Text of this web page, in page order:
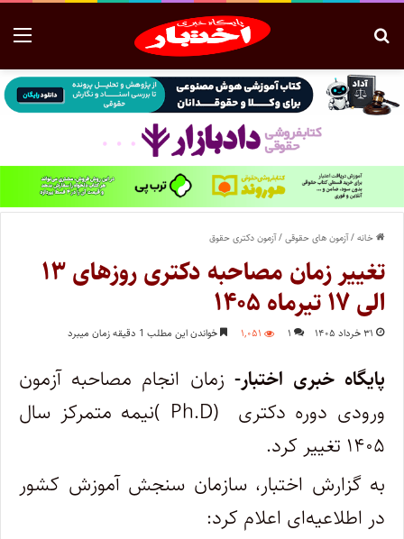
خانه/آزمون های حقوقی/آزمون دکتری حقوق
تغییر زمان مصاحبه دکتری روزهای ۱۳
الی ۱۷ تیرماه ۱۴۰۵
۳۱ خرداد ۱۴۰۵ ۱ ۱,۰۵۱ خواندن این مطلب 1 دقیقه زمان میبرد
پایگاه خبری اختبار- زمان انجام مصاحبه آزمون
ورودی دوره دکتری (Ph.D )نیمه متمرکز سال
۱۴۰۵ تغییر کرد.
به گزارش اختبار، سازمان سنجش آموزش کشور
در اطلاعیه‌ای اعلام کرد: